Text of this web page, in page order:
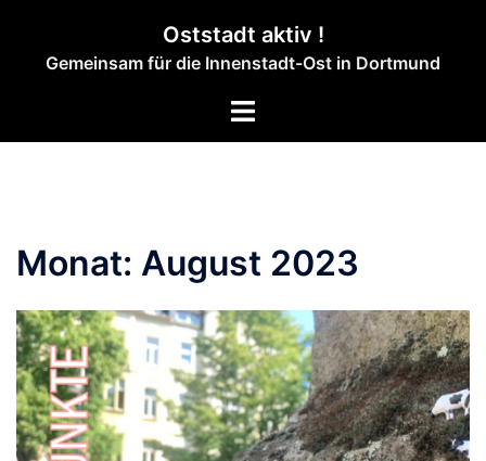
springen
Oststadt aktiv !
Gemeinsam für die Innenstadt-Ost in Dortmund
Menü
Monat: August 2023